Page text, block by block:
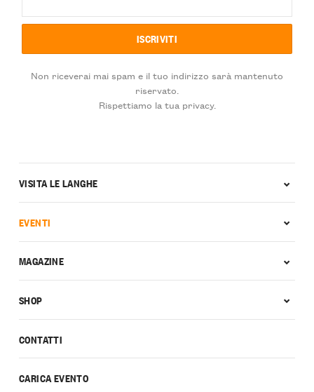
Non riceverai mai spam e il tuo indirizzo sarà mantenuto
riservato.
Rispettiamo la tua privacy.
CONTATTI
CARICA EVENTO
VISITA LE LANGHE
EVENTI
MAGAZINE
SHOP